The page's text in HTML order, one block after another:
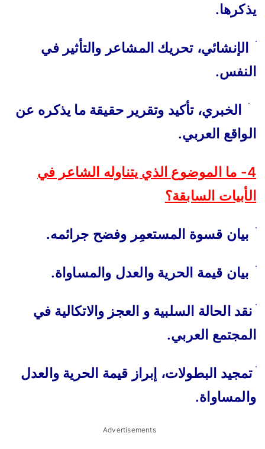
يذكرها.
ׄ الإنشائي، تحريك المشاعر والتأثير في
النفس.
ׄ الخبري، تأكيد وتقرير حقيقة ما يذكره عن
الواقع العربي.
4- ما الموضوع الذي يتناوله الشاعر في
الأبيات السابقة؟
ׄ بيان قسوة المستعمِر وفضح جرائمه.
ׄ بيان قيمة الحرية والعدل والمساواة.
نقد الحالة السلبية و العجز والاتكالية في
المجتمع العربي.
تمجيد البطولات، إبراز قيمة الحرية والعدل
والمساواة.
Advertisements